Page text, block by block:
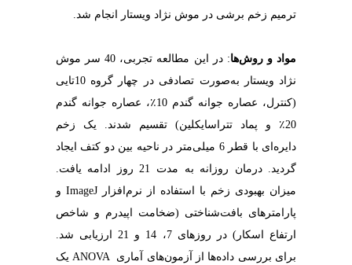
ترمیم زخم برشی در موش نژاد ویستار انجام شد.
مواد و روش‌ها:
در این مطالعه تجربی، 40 سر موش
نژاد ویستار به‌صورت تصادفی در چهار گروه 10‌تایی
(کنترل، عصاره جوانه گندم 10
٪، عصاره جوانه گندم
20٪ و پماد تتراسایکلین) تقسیم شدند. یک زخم
دایره‌ای با قطر 6 میلی‌متر در ناحیه بین دو کتف ایجاد
گردید. درمان روزانه به مدت 21 روز ادامه یافت.
میزان بهبودی زخم با استفاده از نرم‌افزار
ImageJ و
پارامترهای بافت‌شناختی (ضخامت اپیدرم و شاخص
ارتفاع اسکار) در روزهای 7، 14 و 21 ارزیابی شد.
برای بررسی داده‌ها از آزمون‌های آماری ANOVA یک